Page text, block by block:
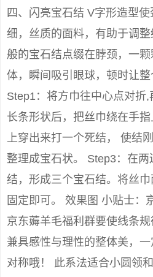
四、闪亮宝石结 V字形造型
细，丝质的面料，有助于调
般的宝石结点缀在脖颈，一颗
体，瞬间吸引眼球，顿时让整
Step1：将方巾往中心点对折
长条形状后，把丝巾绕在手
上穿出来打一个死结， 使结
整理成宝石状。 Step3：在
结，形成三个宝石结。将丝
固定即可。 效果图 小贴士：
京东薅羊毛福利群要使线条规
兼具感性与理性的整体美，
对称哦！ 此系法适合小圆领